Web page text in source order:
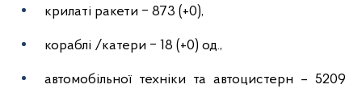
крилаті ракети ‒ 873 (+0),
кораблі /катери ‒ 18 (+0) од.,
автомобільної техніки та автоцистерн – 5209